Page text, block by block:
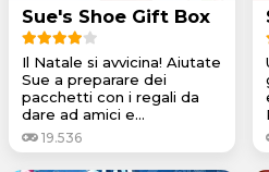
Sue's Shoe Gift Box
Il Natale si avvicina! Aiutate
Sue a preparare dei
pacchetti con i regali da
dare ad amici e...
19.536